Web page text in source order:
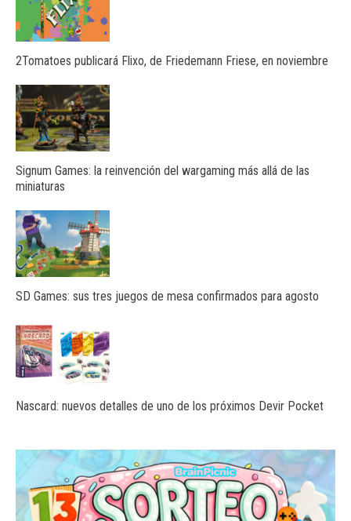
2Tomatoes publicará Flixo, de Friedemann Friese, en noviembre
Signum Games: la reinvención del wargaming más allá de las
miniaturas
SD Games: sus tres juegos de mesa confirmados para agosto
Nascard: nuevos detalles de uno de los próximos Devir Pocket